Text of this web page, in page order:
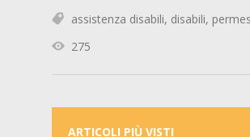
assistenza disabili, disabili,
275
ARTICOLI PIÙ VISTI